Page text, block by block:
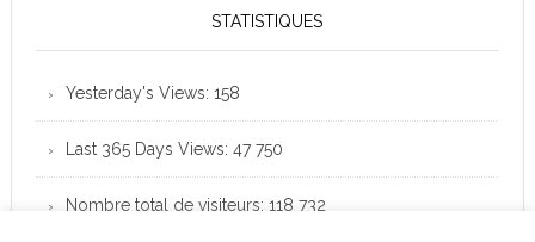
STATISTIQUES
Yesterday's Views: 158
Last 365 Days Views: 47 750
Nombre total de visiteurs: 118 732